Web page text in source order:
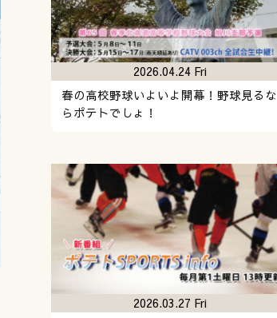
春の高校野球いよいよ開幕！野球見るな
らポテトでしょ！
2026.04.24 Fri
2026.03.27 Fri